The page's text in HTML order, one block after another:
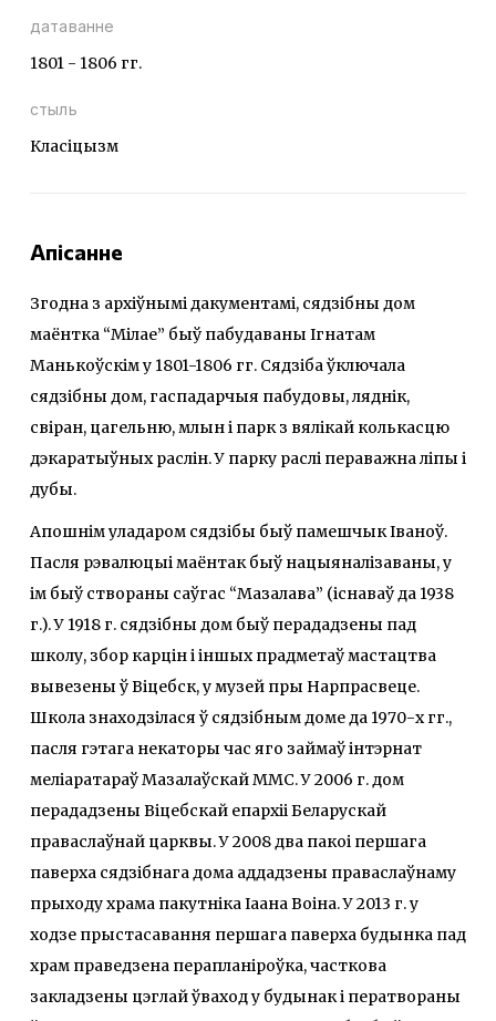
датаванне
1801 - 1806 гг.
стыль
Класіцызм
Апісанне
Згодна з архіўнымі дакументамі, сядзібны дом
маёнтка “Мілае” быў пабудаваны Ігнатам
Манькоўскім у 1801-1806 гг. Сядзіба ўключала
сядзібны дом, гаспадарчыя пабудовы, ляднік,
свіран, цагельню, млын і парк з вялікай колькасцю
дэкаратыўных раслін. У парку раслі пераважна ліпы і
дубы.
Апошнім уладаром сядзібы быў памешчык Іваноў.
Пасля рэвалюцыі маёнтак быў нацыяналізаваны, у
ім быў створаны саўгас “Мазалава” (існаваў да 1938
г.). У 1918 г. сядзібны дом быў перададзены пад
школу, збор карцін і іншых прадметаў мастацтва
вывезены ў Віцебск, у музей пры Нарпрасвеце.
Школа знаходзілася ў сядзібным доме да 1970-х гг.,
пасля гэтага некаторы час яго займаў інтэрнат
меліаратараў Мазалаўскай ММС. У 2006 г. дом
перададзены Віцебскай епархіі Беларускай
праваслаўнай царквы. У 2008 два пакоі першага
паверха сядзібнага дома аддадзены праваслаўнаму
прыходу храма пакутніка Іаана Воіна. У 2013 г. у
ходзе прыстасавання першага паверха будынка пад
храм праведзена перапланіроўка, часткова
закладзены цэглай ўваход у будынак і ператвораны